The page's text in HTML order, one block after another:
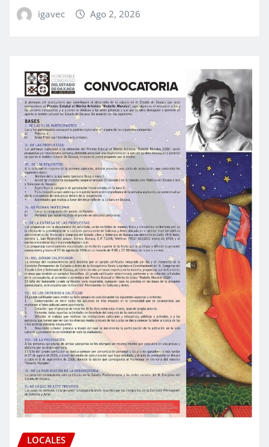
igavec Ago 2, 2026
LOCALES